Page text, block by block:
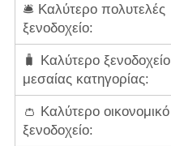
🛎️ Καλύτερο πολυτελές
ξενοδοχείο:
🧳 Καλύτερο ξενοδοχείο
μεσαίας κατηγορίας:
👛 Καλύτερο οικονομικό
ξενοδοχείο: